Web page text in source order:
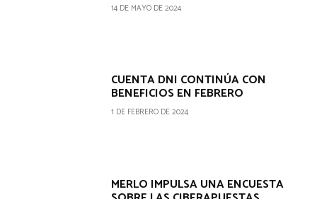
14 DE MAYO DE 2024
CUENTA DNI CONTINÚA CON
BENEFICIOS EN FEBRERO
1 DE FEBRERO DE 2024
MERLO IMPULSA UNA ENCUESTA